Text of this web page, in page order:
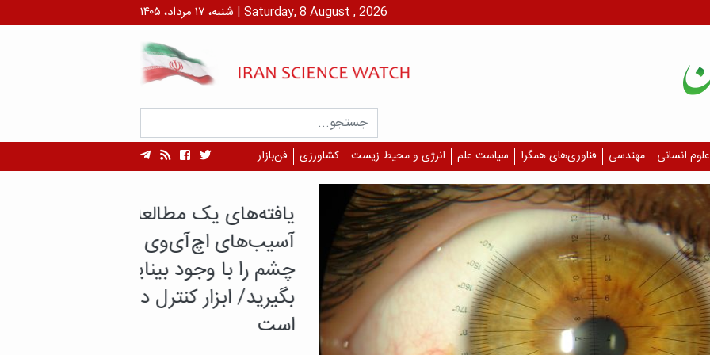
شنبه، ۱۷ مرداد، ۱۴۰۵ | Saturday, 8 August , 2026
علوم انسانی مهندسی فناوری‌های همگرا سیاست علم انرژی و محیط زیست کشاورزی فن‌بازار
یافته‌های یک مطالعه:
آسیب‌های اچ‌آی‌وی به شبکیه
چشم را با وجود بینایی جدی
بگیرید/ ابزار کنترل در دسترس
است